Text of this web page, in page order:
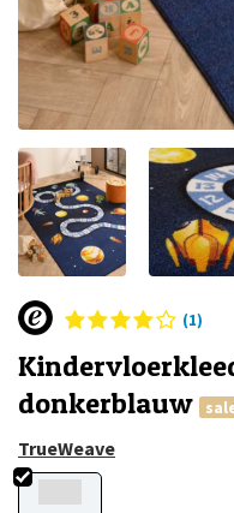
(1)
donkerblauw
TrueWeave